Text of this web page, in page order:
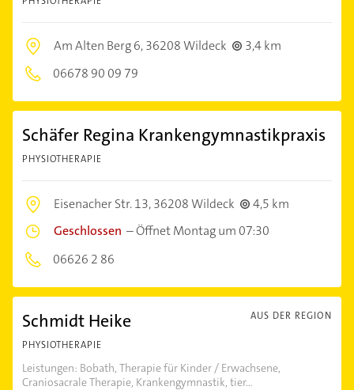
Am Alten Berg 6,36208 Wildeck
3,4 km
06678 90 09 79
Schäfer Regina Krankengymnastikpraxis
PHYSIOTHERAPIE
Eisenacher Str. 13,36208 Wildeck
4,5 km
Geschlossen –Öffnet Montag um 07:30
06626 2 86
AUS DER REGION
Schmidt Heike
PHYSIOTHERAPIE
Leistungen: Bobath, Therapie für Kinder / Erwachsene,
Craniosacrale Therapie, Krankengymnastik, tier...